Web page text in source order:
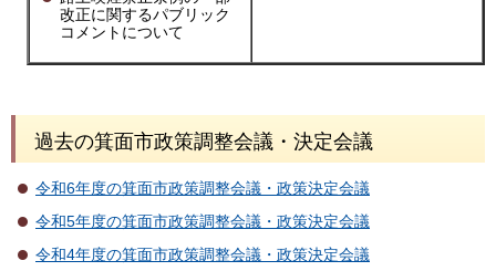
改正に関するパブリック
コメントについて
過去の箕面市政策調整会議・決定会議
令和6年度の箕面市政策調整会議・政策決定会議
令和5年度の箕面市政策調整会議・政策決定会議
令和4年度の箕面市政策調整会議・政策決定会議